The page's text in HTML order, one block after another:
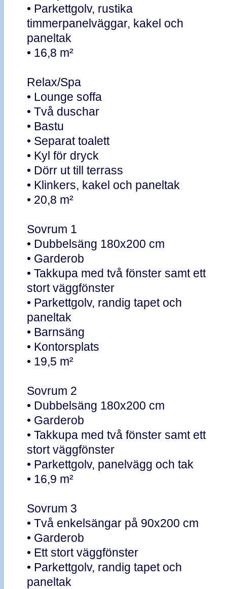
• Parkettgolv, rustika
timmerpanelväggar, kakel och
paneltak
• 16,8 m²
Relax/Spa
• Lounge soffa
• Två duschar
• Bastu
• Separat toalett
• Kyl för dryck
• Dörr ut till terrass
• Klinkers, kakel och paneltak
• 20,8 m²
Sovrum 1
• Dubbelsäng 180x200 cm
• Garderob
• Takkupa med två fönster samt ett
stort väggfönster
• Parkettgolv, randig tapet och
paneltak
• Barnsäng
• Kontorsplats
• 19,5 m²
Sovrum 2
• Dubbelsäng 180x200 cm
• Garderob
• Takkupa med två fönster samt ett
stort väggfönster
• Parkettgolv, panelvägg och tak
• 16,9 m²
Sovrum 3
• Två enkelsängar på 90x200 cm
• Garderob
• Ett stort väggfönster
• Parkettgolv, randig tapet och
paneltak